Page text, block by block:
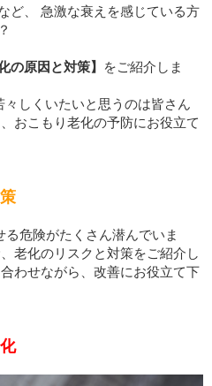
ど、 急激な衰えを感じている方
の原因と対策】
をご紹介しま
々しくいたいと思うのは皆さん
おこもり老化の予防にお役立て
る危険がたくさん潜んでいま
老化のリスクと対策をご紹介し
わせながら、改善にお役立て下